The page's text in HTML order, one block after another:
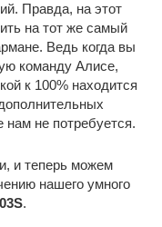
Правда, на этот
на тот же самый
Ведь когда вы
команду Алисе,
к 100% находится
не потребуется.
и теперь можем
нашего умного
.